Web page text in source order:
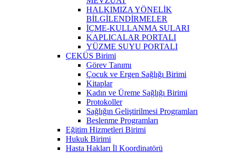
HALKIMIZA YÖNELİK
BİLGİLENDİRMELER
İÇME-KULLANMA SULARI
KAPLICALAR PORTALI
YÜZME SUYU PORTALI
ÇEKÜS Birimi
Görev Tanımı
Çocuk ve Ergen Sağlığı Birimi
Kitaplar
Kadın ve Üreme Sağlığı Birimi
Protokoller
Sağlığın Geliştirilmesi Programları
Beslenme Programları
Eğitim Hizmetleri Birimi
Hukuk Birimi
Hasta Hakları İl Koordinatörü